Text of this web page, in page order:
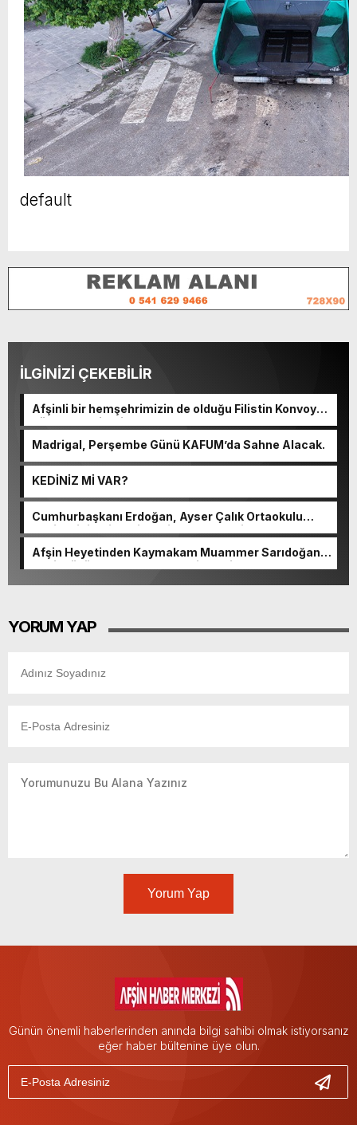
default
İLGİNİZİ ÇEKEBİLİR
Afşinli bir hemşehrimizin de olduğu Filistin Konvoyu,
güçlenerek ilerliyor.
Madrigal, Perşembe Günü KAFUM’da Sahne Alacak.
KEDİNİZ Mİ VAR?
Cumhurbaşkanı Erdoğan, Ayser Çalık Ortaokulu
Şehitlerinin Aileleriyle Bir Araya Geldi.
Afşin Heyetinden Kaymakam Muammer Sarıdoğan’a
Beşikdüzü’nde hayırlı olsun ziyareti.
YORUM YAP
Yorum Yap
Günün önemli haberlerinden anında bilgi sahibi olmak istiyorsanız
eğer haber bültenine üye olun.